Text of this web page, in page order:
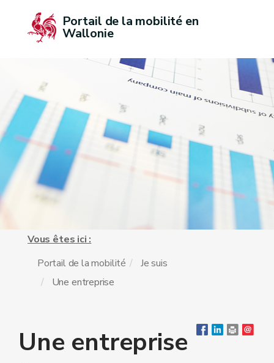
Portail de la mobilité en
Wallonie
Vous êtes ici :
Portail de la mobilité
Je suis
Une entreprise
Une entreprise